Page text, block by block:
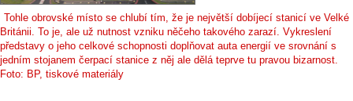
Tohle obrovské místo se chlubí tím, že je největší dobíjecí stanicí ve Velké
Británii. To je, ale už nutnost vzniku něčeho takového zarazí. Vykreslení
představy o jeho celkové schopnosti doplňovat auta energií ve srovnání s
jedním stojanem čerpací stanice z něj ale dělá teprve tu pravou bizarnost.
Foto: BP, tiskové materiály